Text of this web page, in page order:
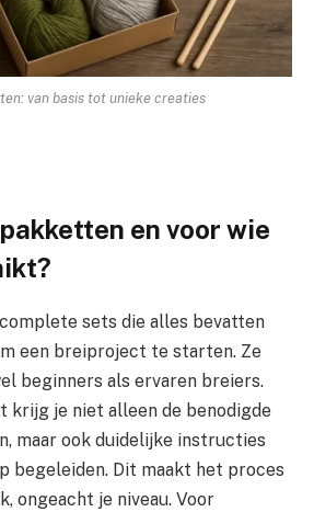
van basis tot unieke creaties
en voor wie
sets die alles bevatten
een breiproject te starten. Ze
beginners als ervaren breiers.
krijg je niet alleen de benodigde
maar ook duidelijke instructies
begeleiden. Dit maakt het proces
ongeacht je niveau. Voor